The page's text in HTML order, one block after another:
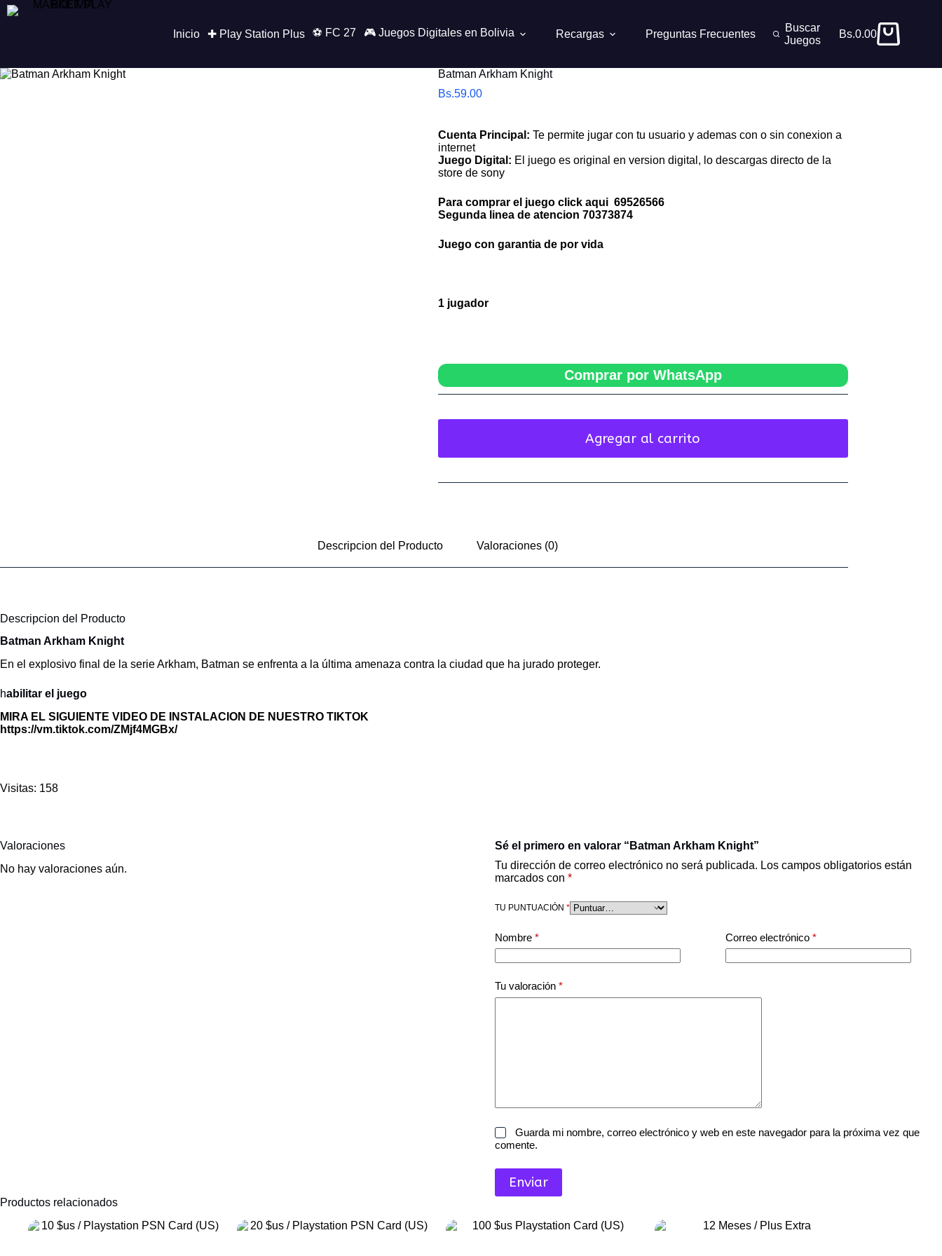
Saltar
al
Inicio ✚ Play Station Plus ⚽ FC 27 🎮 Juegos Digitales en Bolivia Recargas Preguntas Frecuentes
Buscar
Juegos
Carro
Bs.0.00
Batman Arkham Knight
Bs.59.00
Cuenta Principal: Te permite jugar con tu usuario y ademas con o sin conexion a
internet
Juego Digital: El juego es original en version digital, lo descargas directo de la
store de sony
Para comprar el juego click aqui 69526566
Segunda linea de atencion 70373874
Juego con garantia de por vida
1 jugador
Comprar por WhatsApp
Agregar al carrito
Descripcion del Producto Valoraciones (0)
Descripcion del Producto
Batman Arkham Knight
En el explosivo final de la serie Arkham, Batman se enfrenta a la última amenaza contra la ciudad que ha jurado proteger.
habilitar el juego
MIRA EL SIGUIENTE VIDEO DE INSTALACION DE NUESTRO TIKTOK
https://vm.tiktok.com/ZMjf4MGBx/
Visitas: 158
Valoraciones
No hay valoraciones aún.
Sé el primero en valorar “Batman Arkham Knight”
Tu dirección de correo electrónico no será publicada. Los campos obligatorios están
marcados con *
TU PUNTUACIÓN *
Nombre* Correo electrónico*
Tu valoración *
Guarda mi nombre, correo electrónico y web en este navegador para la próxima vez que
comente.
Enviar
Productos relacionados